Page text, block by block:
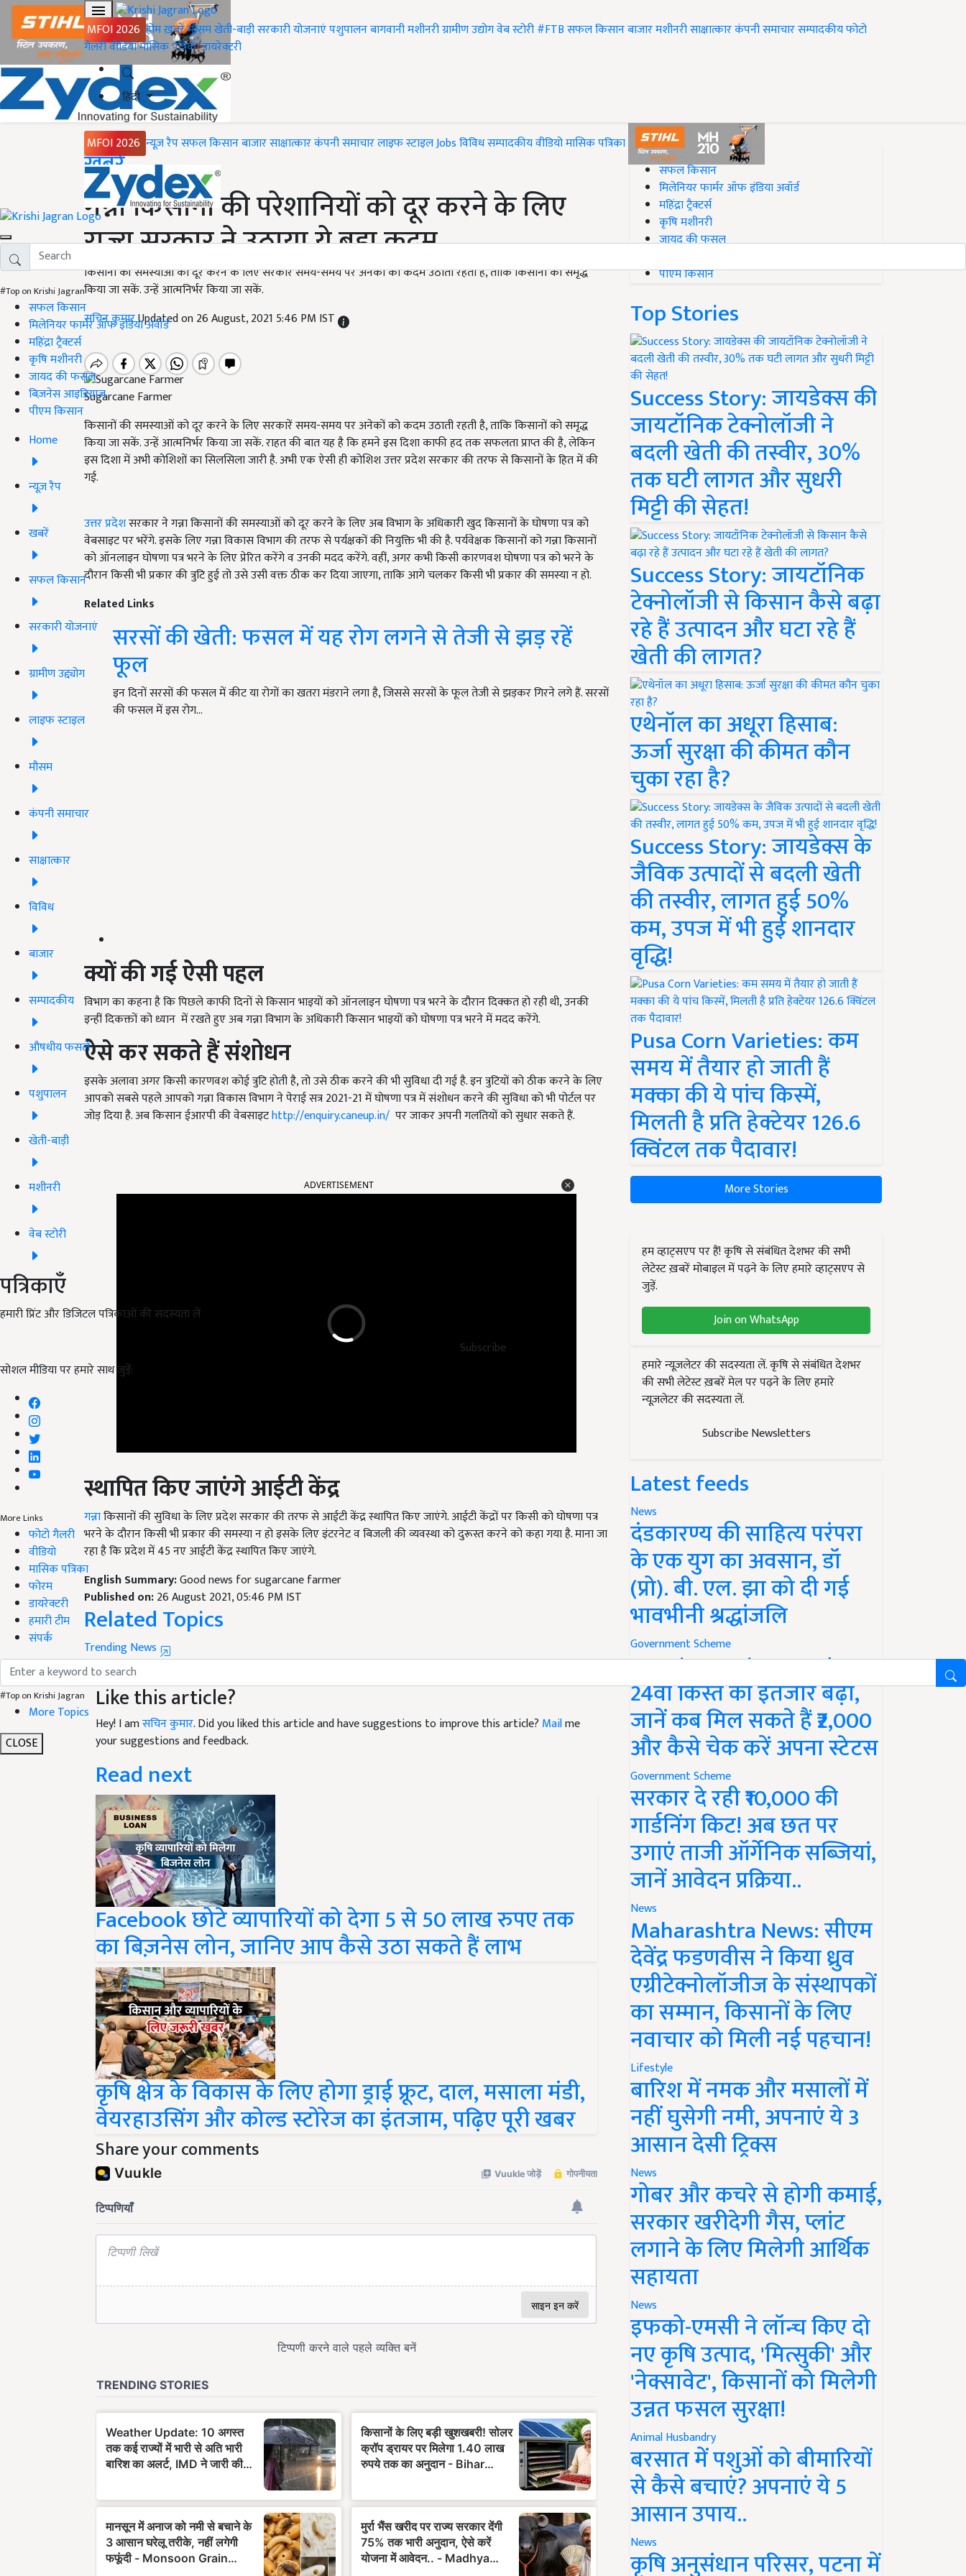
MFOI 2026 होमख़बरेंमौसमखेती-बाड़ीसरकारी योजनाएंपशुपालनबागवानीमशीनरीग्रामीण उद्योगवेब स्टोरी#FTBसफल किसानबाजारमशीनरीसाक्षात्कारकंपनी समाचारसम्पादकीयफोटो
गैलरीवीडियोमासिक पत्रिकाडायरेक्टरी
हिंदी
MFOI 2026 न्यूज़ रैपसफल किसानबाजारसाक्षात्कारकंपनी समाचारलाइफ स्टाइलJobsविविधसम्पादकीयवीडियोमासिक पत्रिका
#Top on Krishi Jagran
सफल किसान
मिलेनियर फार्मर ऑफ इंडिया अवॉर्ड
महिंद्रा ट्रैक्टर्स
कृषि मशीनरी
जायद की फसल
बिज़नेस आइडियाज
पीएम किसान
Home
न्यूज़ रैप
खबरें
सफल किसान
सरकारी योजनाएं
ग्रामीण उद्द्योग
लाइफ स्टाइल
मौसम
कंपनी समाचार
साक्षात्कार
विविध
बाजार
सम्पादकीय
औषधीय फसलें
पशुपालन
खेती-बाड़ी
मशीनरी
वेब स्टोरी
पत्रिकाएँ
हमारी प्रिंट और डिजिटल पत्रिकाओं की सदस्यता लें
Subscribe
सोशल मीडिया पर हमारे साथ जुड़ें:
More Links
फोटो गैलरी
वीडियो
मासिक पत्रिका
फोरम
डायरेक्टरी
हमारी टीम
संपर्क
#Top on Krishi Jagran
More Topics
CLOSE
Home
ख़बरें
गन्ना किसानों की परेशानियों को दूर करने के लिए
राज्य सरकार ने उठाया ये बड़ा कदम
किसानों की समस्याओं को दूर करने के लिए सरकारें समय-समय पर अनेकों को कदम उठाती रहती है, ताकि किसानों को समृद्ध
किया जा सकें. उन्हें आत्मनिर्भर किया जा सकें.
सचिन कुमारUpdated on 26 August, 2021 5:46 PM IST
Sugarcane Farmer
किसानों की समस्याओं को दूर करने के लिए सरकारें समय-समय पर अनेकों को कदम उठाती रहती है, ताकि किसानों को समृद्ध
किया जा सकें. उन्हें आत्मनिर्भर किया जा सकें. राहत की बात यह है कि हमने इस दिशा काफी हद तक सफलता प्राप्त की है, लेकिन
इस दिशा में अभी कोशिशों का सिलसिला जारी है. अभी एक ऐसी ही कोशिश उत्तर प्रदेश सरकार की तरफ से किसानों के हित में की
गई.
उत्तर प्रदेशसरकार ने गन्ना किसानों की समस्याओं को दूर करने के लिए अब विभाग के अधिकारी खुद किसानों के घोषणा पत्र को
वेबसाइट पर भरेंगे. इसके लिए गन्ना विकास विभाग की तरफ से पर्यक्षकों की नियुक्ति भी की है. पर्यवेक्षक किसानों को गन्ना किसानों
को ऑनलाइन घोषणा पत्र भरने के लिए प्रेरित करेंगे व उनकी मदद करेंगे. वहीं, अगर कभी किसी कारणवश घोषणा पत्र को भरने के
दौरान किसी भी प्रकार की त्रुटि हुई तो उसे उसी वक्त ठीक कर दिया जाएगा, ताकि आगे चलकर किसी भी प्रकार की समस्या न हो.
Related Links
सरसों की खेती: फसल में यह रोग लगने से तेजी से झड़ रहें
फूल
इन दिनों सरसों की फसल में कीट या रोगों का खतरा मंडराने लगा है, जिससे सरसों के फूल तेजी से झड़कर गिरने लगे हैं. सरसों
की फसल में इस रोग…
क्यों की गई ऐसी पहल
विभाग का कहना है कि पिछले काफी दिनों से किसान भाइयों को ऑनलाइन घोषणा पत्र भरने के दौरान दिक्कत हो रही थी, उनकी
इन्हीं दिकक्तों को ध्यान में रखते हुए अब गन्ना विभाग के अधिकारी किसान भाइयों को घोषणा पत्र भरने में मदद करेंगे.
ऐसे कर सकते हैं संशोधन
इसके अलावा अगर किसी कारणवश कोई त्रुटि होती है, तो उसे ठीक करने की भी सुविधा दी गई है. इन त्रुटियों को ठीक करने के लिए
आपको सबसे पहले आपको गन्ना विकास विभाग ने पेराई सत्र 2021-21 में घोषणा पत्र में संशोधन करने की सुविधा को भी पोर्टल पर
जोड़ दिया है. अब किसान ईआरपी की वेबसाइटhttp://enquiry.caneup.in/ पर जाकर अपनी गलतियों को सुधार सकते हैं.
स्थापित किए जाएंगे आईटी केंद्र
गन्नाकिसानों की सुविधा के लिए प्रदेश सरकार की तरफ से आईटी केंद्र स्थापित किए जाएंगे. आईटी केंद्रों पर किसी को घोषणा पत्र
भरने के दौरान किसी भी प्रकार की समस्या न हो इसके लिए इंटरनेट व बिजली की व्यवस्था को दुरूस्त करने को कहा गया है. माना जा
रहा है कि प्रदेश में 45 नए आईटी केंद्र स्थापित किए जाएंगे.
English Summary:
Good news for sugarcane farmer
Published on:26 August 2021, 05:46 PM IST
Related Topics
Trending News
Sugarcane farmer
Like this article?
Hey! I amसचिन कुमार. Did you liked this article and have suggestions to improve this article?
your suggestions and feedback.
Read next
Facebook छोटे व्यापारियों को देगा 5 से 50 लाख रुपए तक
का बिज़नेस लोन, जानिए आप कैसे उठा सकते हैं लाभ
कृषि क्षेत्र के विकास के लिए होगा ड्राई फ्रूट, दाल, मसाला मंडी,
वेयरहाउसिंग और कोल्ड स्टोरेज का इंतजाम, पढ़िए पूरी खबर
Share your comments
#Top on Krishi Jagran
सफल किसान
मिलेनियर फार्मर ऑफ इंडिया अवॉर्ड
महिंद्रा ट्रैक्टर्स
कृषि मशीनरी
जायद की फसल
पीएम किसान
Top Stories
Success Story: जायडेक्स की
जायटॉनिक टेक्नोलॉजी ने
बदली खेती की तस्वीर, 30%
तक घटी लागत और सुधरी
मिट्टी की सेहत!
Success Story: जायटॉनिक
टेक्नोलॉजी से किसान कैसे बढ़ा
रहे हैं उत्पादन और घटा रहे हैं
खेती की लागत?
एथेनॉल का अधूरा हिसाब:
ऊर्जा सुरक्षा की कीमत कौन
चुका रहा है?
Success Story: जायडेक्स के
जैविक उत्पादों से बदली खेती
की तस्वीर, लागत हुई 50%
कम, उपज में भी हुई शानदार
वृद्धि!
Pusa Corn Varieties: कम
समय में तैयार हो जाती हैं
मक्का की ये पांच किस्में,
मिलती है प्रति हेक्टेयर 126.6
क्विंटल तक पैदावार!
More Stories
हम व्हाट्सएप पर हैं! कृषि से संबंधित देशभर की सभी
लेटेस्ट ख़बरें मोबाइल में पढ़ने के लिए हमारे व्हाट्सएप से
जुड़ें.
Join on WhatsApp
हमारे न्यूज़लेटर की सदस्यता लें. कृषि से संबंधित देशभर
की सभी लेटेस्ट ख़बरें मेल पर पढ़ने के लिए हमारे
न्यूज़लेटर की सदस्यता लें.
Subscribe Newsletters
Latest feeds
News
दंडकारण्य की साहित्य परंपरा
के एक युग का अवसान, डॉ
(प्रो). बी. एल. झा को दी गई
भावभीनी श्रद्धांजलि
Government Scheme
PM Kisan Yojana Update:
24वीं किस्त का इंतजार बढ़ा,
जानें कब मिल सकते हैं ₹2,000
और कैसे चेक करें अपना स्टेटस
Government Scheme
सरकार दे रही ₹10,000 की
गार्डनिंग किट! अब छत पर
उगाएं ताजी ऑर्गेनिक सब्जियां,
जानें आवेदन प्रक्रिया..
News
Maharashtra News: सीएम
देवेंद्र फडणवीस ने किया ध्रुव
एग्रीटेक्नोलॉजीज के संस्थापकों
का सम्मान, किसानों के लिए
नवाचार को मिली नई पहचान!
Lifestyle
बारिश में नमक और मसालों में
नहीं घुसेगी नमी, अपनाएं ये 3
आसान देसी ट्रिक्स
News
गोबर और कचरे से होगी कमाई,
सरकार खरीदेगी गैस, प्लांट
लगाने के लिए मिलेगी आर्थिक
सहायता
News
इफको-एमसी ने लॉन्च किए दो
नए कृषि उत्पाद, 'मित्सुकी' और
'नेक्सावेट', किसानों को मिलेगी
उन्नत फसल सुरक्षा!
Animal Husbandry
बरसात में पशुओं को बीमारियों
से कैसे बचाएं? अपनाएं ये 5
आसान उपाय..
News
कृषि अनुसंधान परिसर, पटना में